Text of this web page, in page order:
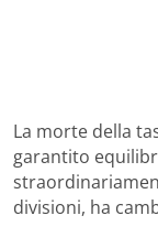
La morte della
garantito
divisioni, ha